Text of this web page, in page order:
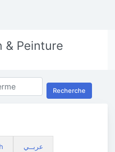
& Peinture
Recherche
عربــي